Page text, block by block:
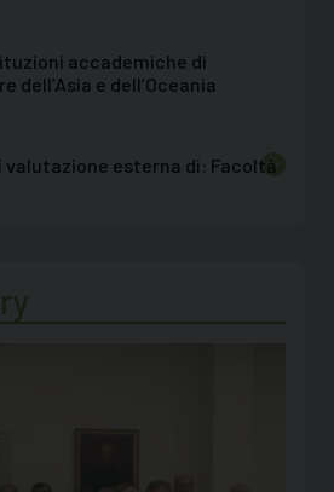
accademiche di
dell’Asia e dell’Oceania
valutazione esterna di: Facoltà